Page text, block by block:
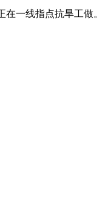
一线指点抗旱工做。